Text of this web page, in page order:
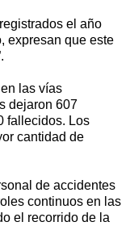
el año
expresan que este
las vías
dejaron 607
fallecidos. Los
cantidad de
de accidentes
continuos en las
el recorrido de la